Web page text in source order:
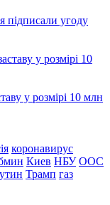
підписали угоду
у розмірі 10 млн
коронавирус
Киев НБУ ООС
Трамп газ